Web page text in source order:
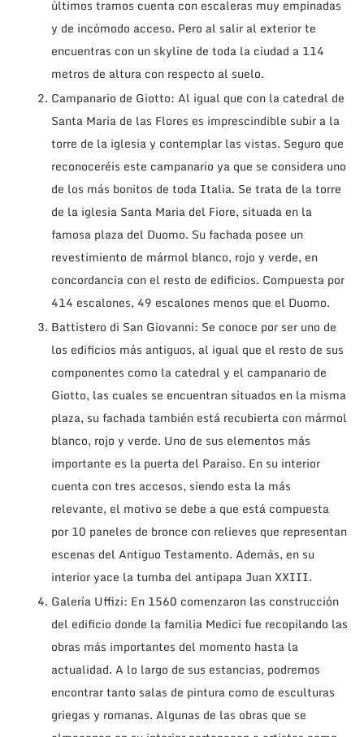
últimos tramos cuenta con escaleras muy empinadas
y de incómodo acceso. Pero al salir al exterior te
encuentras con un skyline de toda la ciudad a 114
metros de altura con respecto al suelo.
Campanario de Giotto: Al igual que con la catedral de
Santa Maria de las Flores es imprescindible subir a la
torre de la iglesia y contemplar las vistas. Seguro que
reconoceréis este campanario ya que se considera uno
de los más bonitos de toda Italia. Se trata de la torre
de la iglesia Santa Maria del Fiore, situada en la
famosa plaza del Duomo. Su fachada posee un
revestimiento de mármol blanco, rojo y verde, en
concordancia con el resto de edificios. Compuesta por
414 escalones, 49 escalones menos que el Duomo.
Battistero di San Giovanni: Se conoce por ser uno de
los edificios más antiguos, al igual que el resto de sus
componentes como la catedral y el campanario de
Giotto, las cuales se encuentran situados en la misma
plaza, su fachada también está recubierta con mármol
blanco, rojo y verde. Uno de sus elementos más
importante es la puerta del Paraíso. En su interior
cuenta con tres accesos, siendo esta la más
relevante, el motivo se debe a que está compuesta
por 10 paneles de bronce con relieves que representan
escenas del Antiguo Testamento. Además, en su
interior yace la tumba del antipapa Juan XXIII.
Galería Uffizi: En 1560 comenzaron las construcción
del edificio donde la familia Medici fue recopilando las
obras más importantes del momento hasta la
actualidad. A lo largo de sus estancias, podremos
encontrar tanto salas de pintura como de esculturas
griegas y romanas. Algunas de las obras que se